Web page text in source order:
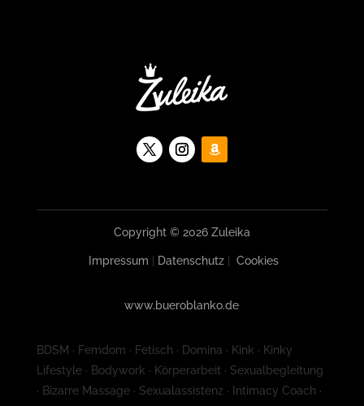
Copyright © 2026 Zuleika
Impressum | Datenschutz| Cookies
www.bueroblanko.de
BDSM · Femdom · Fetisch · Domina · Kink · Kinky
Lifestyle · Bodywork · Körperarbeit · Sexualbegleitung
· Bizarre Massage · Sexualassistenz · Intimacy Coach ·